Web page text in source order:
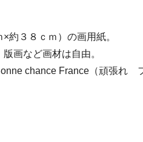
３８ｃｍ）の画用紙。
など画材は自由。
chance France（頑張れ フ